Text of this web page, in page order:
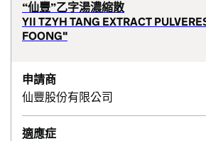
“仙豐”乙字湯濃縮散
YII TZYH TANG EXTRACT
FOONG"
申請商
仙豐股份有限公司
適應症